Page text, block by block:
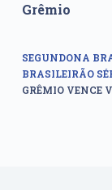
Grêmio
SEGUNDONA
BRASILEIRÃO
GRÊMIO VENCE